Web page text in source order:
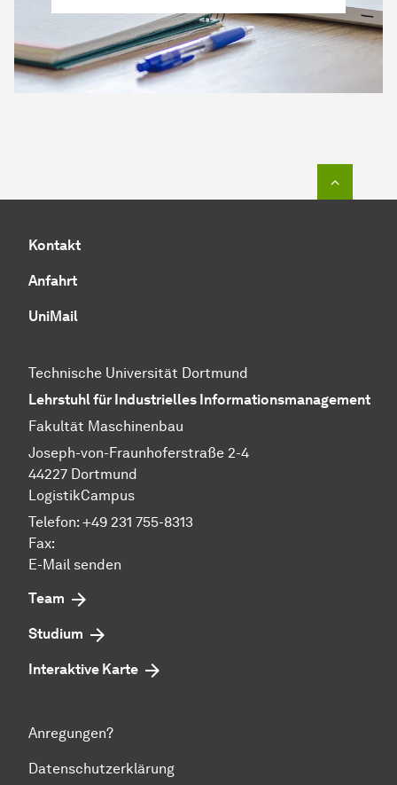
Kontakt
Anfahrt
UniMail
Technische Universität Dortmund
Lehrstuhl für Industrielles Informationsmanagement
Fakultät Maschinenbau
Joseph-von-Fraunhoferstraße 2-4
44227 Dortmund
LogistikCampus
Telefon: +49 231 755-8313
Fax:
E-Mail senden
Team
Studium
Interaktive Karte
Anregungen?
Datenschutzerklärung